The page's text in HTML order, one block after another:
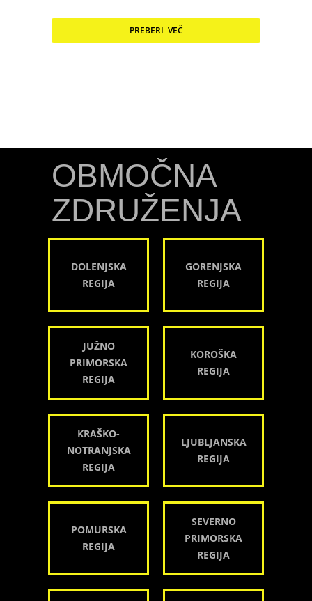
PREBERI VEČ
OBMOČNA
ZDRUŽENJA
DOLENJSKA
REGIJA
GORENJSKA
REGIJA
JUŽNO
PRIMORSKA
REGIJA
KOROŠKA
REGIJA
KRAŠKO-
NOTRANJSKA
REGIJA
LJUBLJANSKA
REGIJA
POMURSKA
REGIJA
SEVERNO
PRIMORSKA
REGIJA